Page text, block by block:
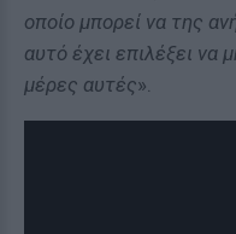
οποίο μπορεί να της
αυτό έχει επιλέξει να
μέρες αυτές».